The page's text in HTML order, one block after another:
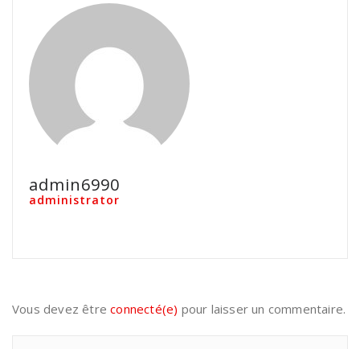
admin6990
administrator
Vous devez êtreconnecté(e) pour laisser un commentaire.